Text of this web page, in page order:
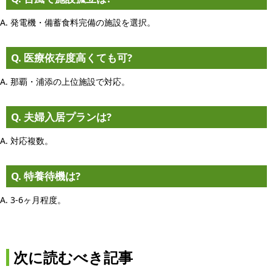
A. 発電機・備蓄食料完備の施設を選択。
Q. 医療依存度高くても可?
A. 那覇・浦添の上位施設で対応。
Q. 夫婦入居プランは?
A. 対応複数。
Q. 特養待機は?
A. 3-6ヶ月程度。
次に読むべき記事